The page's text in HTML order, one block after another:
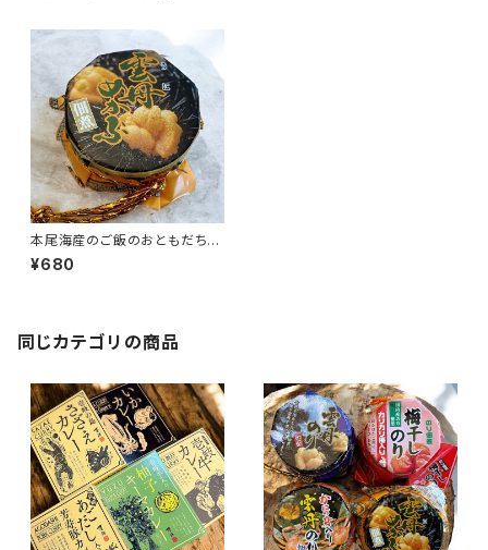
本尾海産のご飯のおともだち＜
選択＞
¥680
同じカテゴリの商品